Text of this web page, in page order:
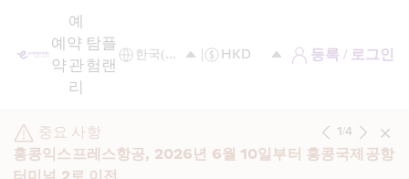
예
약
예
약
관
리
탐
험
플
랜
등록 / 로그인
중요 사항
홍콩익스프레스항공, 2026년 6월 10일부터 홍콩국제공항
1/4